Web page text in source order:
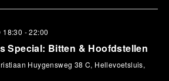
18:30 -22:00
Special: Bitten & Hoofdstellen
Huygensweg 38 C, Hellevoetsluis,